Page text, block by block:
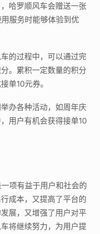
哈罗顺风车会赠送一张
服务时能够体验到优
的过程中，可以通过完
。累积一定数量的积分
单10元券。
办各种活动，如周年庆
用户有机会获得接单10
项有益于用户和社会的
成本，又提高了平台的
展，又增强了用户对平
将继续努力，为用户提